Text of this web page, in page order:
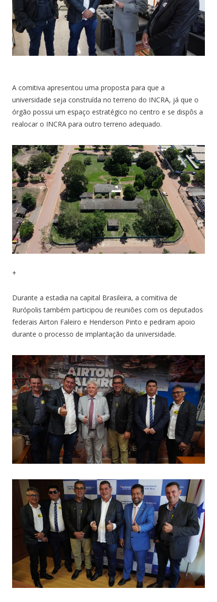
A comitiva apresentou uma proposta para que a
universidade seja construída no terreno do INCRA, já que o
órgão possui um espaço estratégico no centro e se dispôs a
realocar o INCRA para outro terreno adequado.
+
Durante a estadia na capital Brasileira, a comitiva de
Rurópolis também participou de reuniões com os deputados
federais Airton Faleiro e Henderson Pinto e pediram apoio
durante o processo de implantação da universidade.